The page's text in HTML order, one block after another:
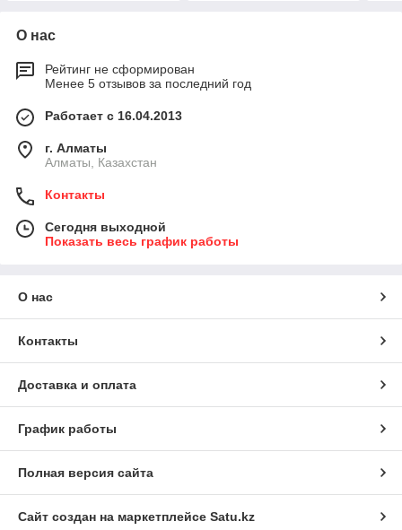
О нас
Рейтинг не сформирован
Менее 5 отзывов за последний год
Работает с 16.04.2013
г. Алматы
Алматы, Казахстан
Контакты
Сегодня выходной
Показать весь график работы
О нас
Контакты
Доставка и оплата
График работы
Полная версия сайта
Сайт создан на маркетплейсе Satu.kz